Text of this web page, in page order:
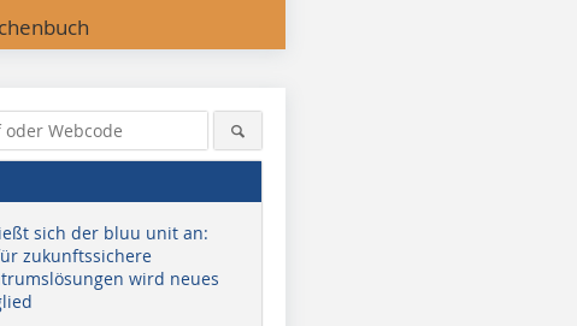
sich der bluu unit an:
zukunftssichere
wird neues